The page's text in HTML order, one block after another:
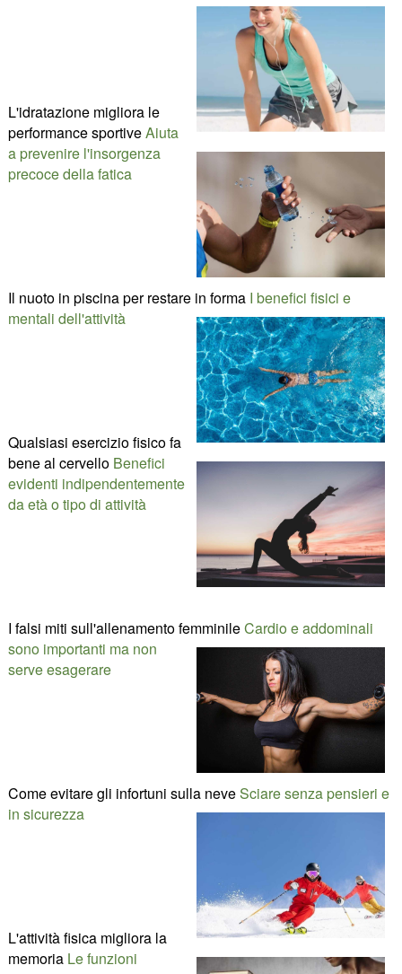
L'idratazione migliora le
performance sportiveAiuta
a prevenire l'insorgenza
precoce della fatica
Il nuoto in piscina per restare in forma I benefici fisici e
mentali dell'attività
Qualsiasi esercizio fisico fa
bene al cervello Benefici
evidenti indipendentemente
da età o tipo di attività
I falsi miti sull'allenamento femminileCardio e addominali
sono importanti ma non
serve esagerare
Come evitare gli infortuni sulla neveSciare senza pensieri e
in sicurezza
L'attività fisica migliora la
memoria Le funzioni